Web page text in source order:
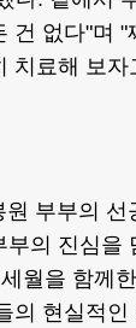
건 없다"며
치료해 보
부부의
의 진심을
월을 함께
의 현실적